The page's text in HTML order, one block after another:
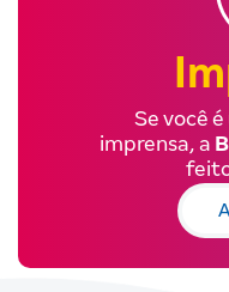
Se você
imprensa, a